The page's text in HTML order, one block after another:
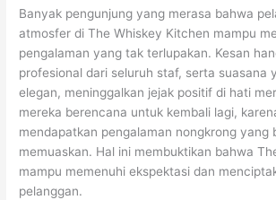
Banyak pengunjung yang merasa bahwa
atmosfer di The Whiskey Kitchen mampu
pengalaman yang tak terlupakan. Kesan
profesional dari seluruh staf, serta suasana
elegan, meninggalkan jejak positif di hati
mereka berencana untuk kembali lagi,
mendapatkan pengalaman nongkrong yang
memuaskan. Hal ini membuktikan bahwa
mampu memenuhi ekspektasi dan
pelanggan.